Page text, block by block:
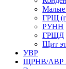
Малые
ГРЩ
РУНН
ГРЩД
Щит
УВР
ЩРНВ/АВР